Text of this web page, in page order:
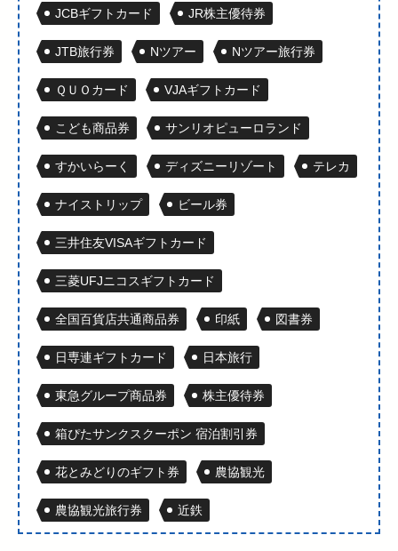
JCBギフトカード JR株主優待券
JTB旅行券 Nツアー Nツアー旅行券
ＱＵＯカード VJAギフトカード
こども商品券 サンリオピューロランド
すかいらーく ディズニーリゾート テレカ
ナイストリップ ビール券
三井住友VISAギフトカード
三菱UFJニコスギフトカード
全国百貨店共通商品券 印紙 図書券
日専連ギフトカード 日本旅行
東急グループ商品券 株主優待券
箱ぴたサンクスクーポン 宿泊割引券
花とみどりのギフト券 農協観光
農協観光旅行券 近鉄